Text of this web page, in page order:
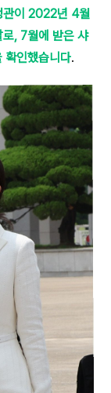
관이 2022년 4월
, 7월에 받은 샤
확인했습니다.